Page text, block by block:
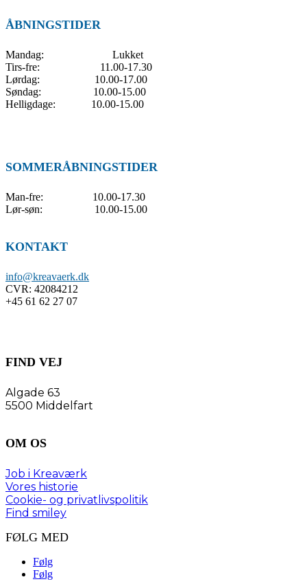
ÅBNINGSTIDER
Mandag: Lukket
Tirs-fre: 11.00-17.30
Lørdag: 10.00-17.00
Søndag: 10.00-15.00
Helligdage: 10.00-15.00
SOMMERÅBNINGSTIDER
Man-fre: 10.00-17.30
Lør-søn: 10.00-15.00
KONTAKT
info@kreavaerk.dk
CVR: 42084212
+45 61 62 27 07
FIND VEJ
Algade 63
5500 Middelfart
OM OS
Job i Kreaværk
Vores historie
Cookie- og privatlivspolitik
Find smiley
FØLG MED
Følg
Følg